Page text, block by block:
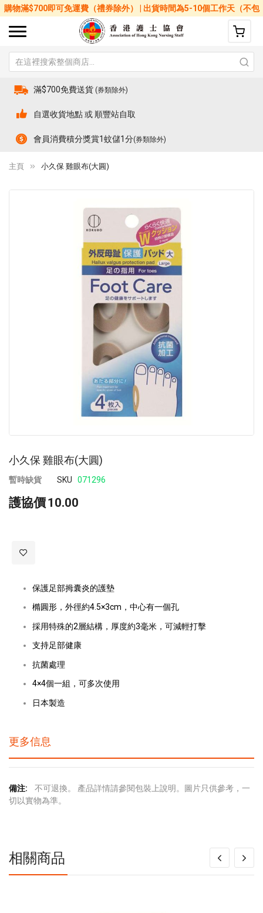
購物滿$700即可免運費（禮券除外） | 出貨時間為5-10個工作天（不包
括星期六、日及公眾假期）
滿$700免費送貨 (券類除外)
自選收貨地點 或 順豐站自取
會員消費積分獎賞1蚊儲1分(券類除外)
主頁 小久保 雞眼布(大圓)
小久保 雞眼布(大圓)
暫時缺貨 SKU 071296
護協價10.00
保護足部拇囊炎的護墊
橢圓形，外徑約4.5×3cm，中心有一個孔
採用特殊的2層結構，厚度約3毫米，可減輕打擊
支持足部健康
抗菌處理
4×4個一組，可多次使用
日本製造
更多信息
更
多
不可退換。 產品詳情請參閱包裝上說明。圖片只供參考，一
切以實物為準。
相關商品